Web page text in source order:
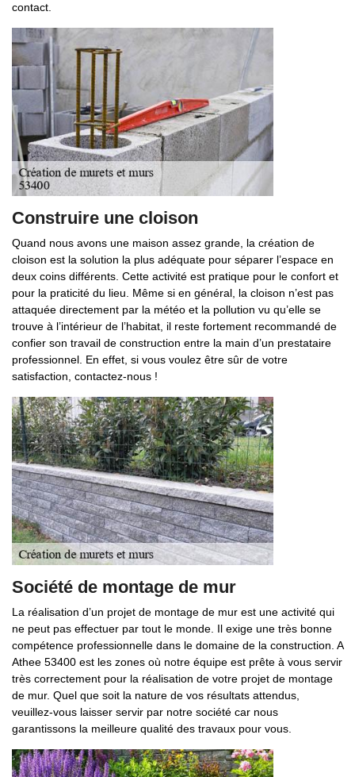
contact.
Construire une cloison
Quand nous avons une maison assez grande, la création de
cloison est la solution la plus adéquate pour séparer l’espace en
deux coins différents. Cette activité est pratique pour le confort et
pour la praticité du lieu. Même si en général, la cloison n’est pas
attaquée directement par la météo et la pollution vu qu’elle se
trouve à l’intérieur de l’habitat, il reste fortement recommandé de
confier son travail de construction entre la main d’un prestataire
professionnel. En effet, si vous voulez être sûr de votre
satisfaction, contactez-nous !
Société de montage de mur
La réalisation d’un projet de montage de mur est une activité qui
ne peut pas effectuer par tout le monde. Il exige une très bonne
compétence professionnelle dans le domaine de la construction. A
Athee 53400 est les zones où notre équipe est prête à vous servir
très correctement pour la réalisation de votre projet de montage
de mur. Quel que soit la nature de vos résultats attendus,
veuillez-vous laisser servir par notre société car nous
garantissons la meilleure qualité des travaux pour vous.